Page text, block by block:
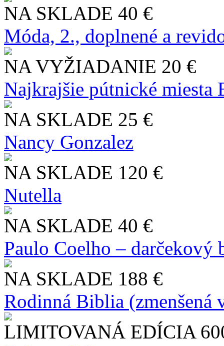
NA SKLADE 40 €
Móda, 2., doplnené a
NA VYŽIADANIE 20 €
Najkrajšie pútnické miesta
NA SKLADE 25 €
Nancy Gonzalez
NA SKLADE 120 €
Nutella
NA SKLADE 40 €
Paulo Coelho – darčekový
NA SKLADE 188 €
Rodinná Biblia (zmenšená
LIMITOVANÁ EDÍCIA